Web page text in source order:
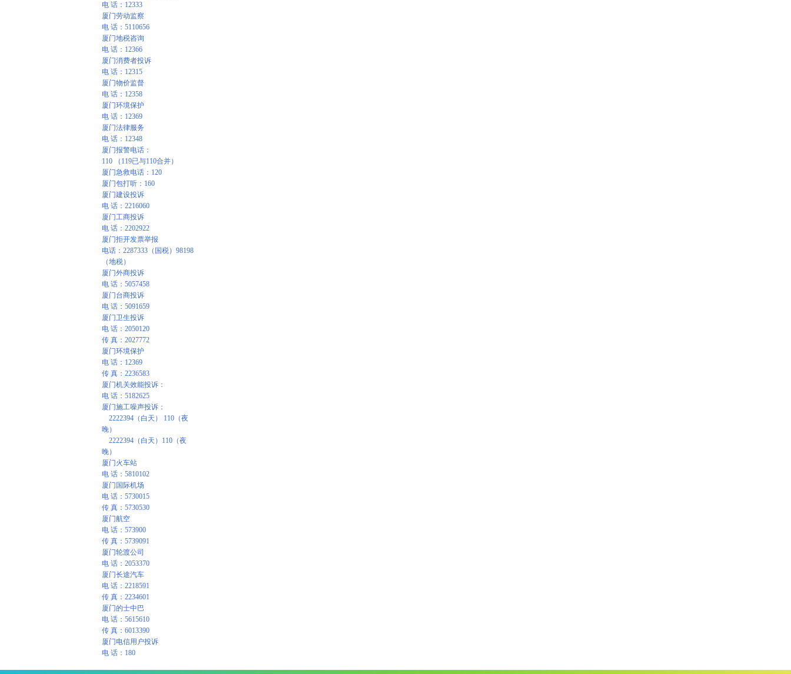
电 话：12333
厦门劳动监察
电 话：5110656
厦门地税咨询
电 话：12366
厦门消费者投诉
电 话：12315
厦门物价监督
电 话：12358
厦门环境保护
电 话：12369
厦门法律服务
电 话：12348
厦门报警电话：
110 （119已与110合并）
厦门急救电话：120
厦门包打听：160
厦门建设投诉
电 话：2216060
厦门工商投诉
电 话：2202922
厦门拒开发票举报
电话：2287333（国税）98198
（地税）
厦门外商投诉
电 话：5057458
厦门台商投诉
电 话：5091659
厦门卫生投诉
电 话：2050120
传 真：2027772
厦门环境保护
电 话：12369
传 真：2236583
厦门机关效能投诉：
电 话：5182625
厦门施工噪声投诉：
2222394（白天） 110（夜
晚）
2222394（白天）110（夜
晚）
厦门火车站
电 话：5810102
厦门国际机场
电 话：5730015
传 真：5730530
厦门航空
电 话：573900
传 真：5739091
厦门轮渡公司
电 话：2053370
厦门长途汽车
电 话：2218591
传 真：2234601
厦门的士中巴
电 话：5615610
传 真：6013390
厦门电信用户投诉
电 话：180